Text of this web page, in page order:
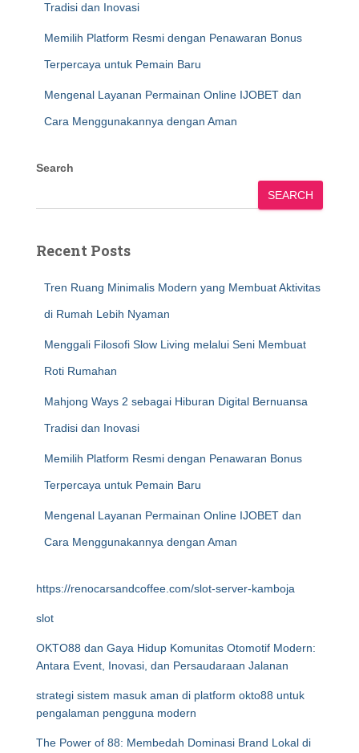
Tradisi dan Inovasi
Memilih Platform Resmi dengan Penawaran Bonus
Terpercaya untuk Pemain Baru
Mengenal Layanan Permainan Online IJOBET dan
Cara Menggunakannya dengan Aman
Search
SEARCH
Recent Posts
Tren Ruang Minimalis Modern yang Membuat Aktivitas
di Rumah Lebih Nyaman
Menggali Filosofi Slow Living melalui Seni Membuat
Roti Rumahan
Mahjong Ways 2 sebagai Hiburan Digital Bernuansa
Tradisi dan Inovasi
Memilih Platform Resmi dengan Penawaran Bonus
Terpercaya untuk Pemain Baru
Mengenal Layanan Permainan Online IJOBET dan
Cara Menggunakannya dengan Aman
https://renocarsandcoffee.com/slot-server-kamboja
slot
OKTO88 dan Gaya Hidup Komunitas Otomotif Modern:
Antara Event, Inovasi, dan Persaudaraan Jalanan
strategi sistem masuk aman di platform okto88 untuk
pengalaman pengguna modern
The Power of 88: Membedah Dominasi Brand Lokal di